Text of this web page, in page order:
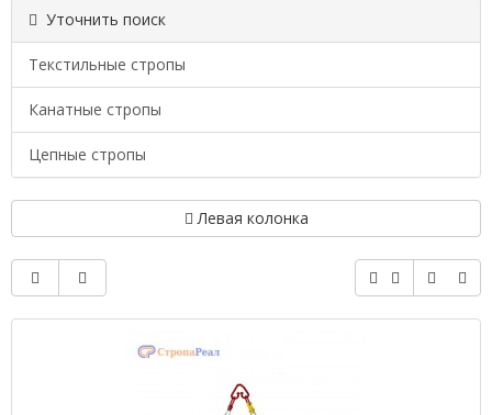
Уточнить поиск
Текстильные стропы
Канатные стропы
Цепные стропы
Левая колонка